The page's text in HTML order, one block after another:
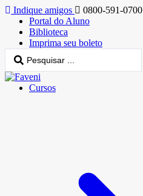
Indique amigos
0800-591-0700
Portal do Aluno
Biblioteca
Imprima seu boleto
Cursos